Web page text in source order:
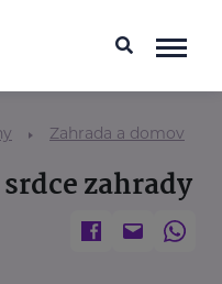
Zahrada a domov
zahrady